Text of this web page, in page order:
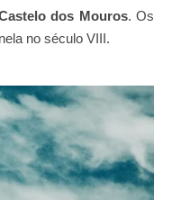
dos Mouros. Os
no século VIII.